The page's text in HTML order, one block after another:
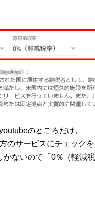
のところだけ。
のサービスにチェック
ないので「0％（軽減